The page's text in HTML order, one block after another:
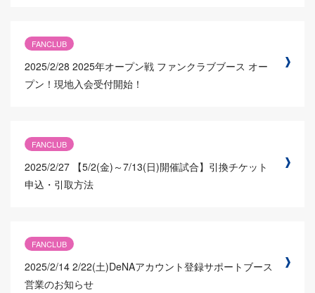
FANCLUB
2025/2/28 2025年オープン戦 ファンクラブブース オー
プン！現地入会受付開始！
FANCLUB
2025/2/27 【5/2(金)～7/13(日)開催試合】引換チケット
申込・引取方法
FANCLUB
2025/2/14 2/22(土)DeNAアカウント登録サポートブース
営業のお知らせ